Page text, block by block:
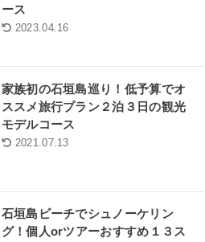
ース
2023.04.16
家族初の石垣島巡り！低予算でオ
ススメ旅行プラン２泊３日の観光
モデルコース
2021.07.13
石垣島ビーチでシュノーケリン
グ！個人orツアーおすすめ１３ス